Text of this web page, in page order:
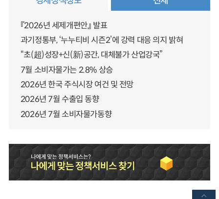
『2026년 세제개편안』 발표
과기정통부, ‘누누티비 시즌2’에 강력 대응 의지 밝혀
“초(超)성장+신(新)공간, 대체불가 산업강국”
7월 소비자물가는 2.8% 상승
2026년 한국 주식시장 여건 및 전망
2026년 7월 수출입 동향
2026년 7월 소비자물가동향